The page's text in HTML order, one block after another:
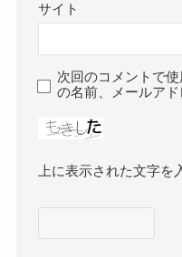
サイト
次回のコメントで
の名前、メールアド
上に表示された文字を